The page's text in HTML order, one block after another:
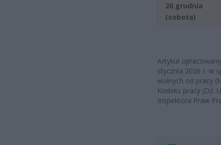
26 grudnia
(sobota)
Artykuł
stycznia 2026 r. w
wolnych od pracy
Kodeks pracy (Dz.
Inspektora Praw